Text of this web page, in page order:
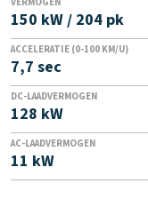
150 kW / 204 pk
ACCELERATIE (0-100 KM/U)
7,7 sec
DC-LAADVERMOGEN
128 kW
AC-LAADVERMOGEN
11 kW